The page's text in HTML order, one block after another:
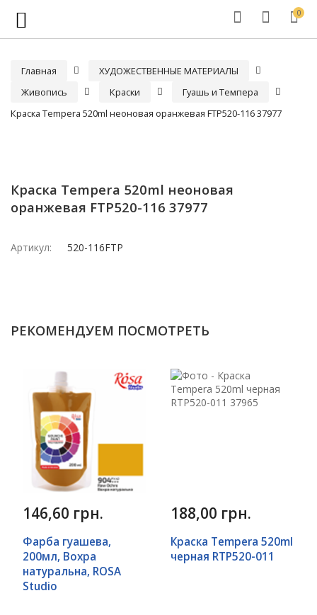
0
Главная
ХУДОЖЕСТВЕННЫЕ МАТЕРИАЛЫ
Живопись
Краски
Гуашь и Темпера
Краска Tempera 520ml неоновая оранжевая FTP520-116 37977
Краска Tempera 520ml неоновая
оранжевая FTP520-116 37977
Артикул: 520-116FTP
РЕКОМЕНДУЕМ ПОСМОТРЕТЬ
146,60 грн.
Фарба гуашева,
200мл, Вохра
натуральна, ROSA
Studio
188,00 грн.
Краска Tempera 520ml
черная RTP520-011